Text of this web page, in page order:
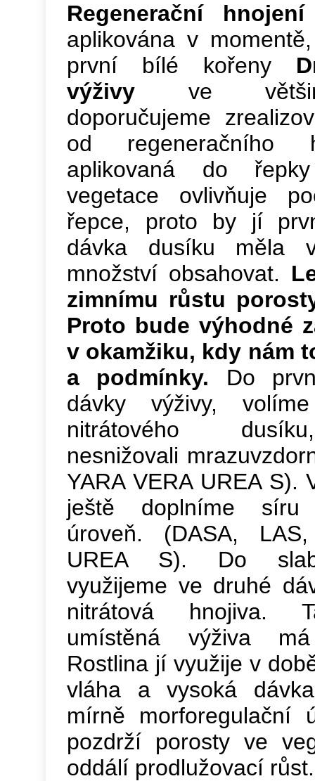
Regenerační
aplikována v
první bílé kořeny
výživy ve
doporučujeme
od regeneračního
aplikovaná do
vegetace ovlivňuje
řepce, proto by jí
dávka dusíku měla
množství obsahovat.
zimnímu růstu
Proto bude výhodné
v okamžiku, kdy nám
a podmínky. Do
dávky výživy,
nitrátového
nesnižovali
YARA VERA UREA S).
ještě doplníme
úroveň. (DASA,
UREA S). Do
využijeme ve druhé
nitrátová hnojiva.
umístěná výživa
Rostlina jí využije v
vláha a vysoká
mírně morforegulační
pozdrží porosty ve
oddálí prodlužovací růst.